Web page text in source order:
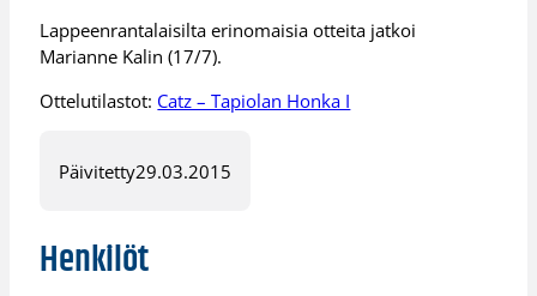
Lappeenrantalaisilta erinomaisia otteita jatkoi
Marianne Kalin (17/7).
Ottelutilastot: Catz – Tapiolan Honka I
Päivitetty29.03.2015
Henkilöt